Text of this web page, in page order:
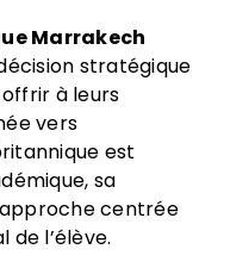
Marrakech
stratégique
à leurs
vers
est
sa
centrée
l’élève.